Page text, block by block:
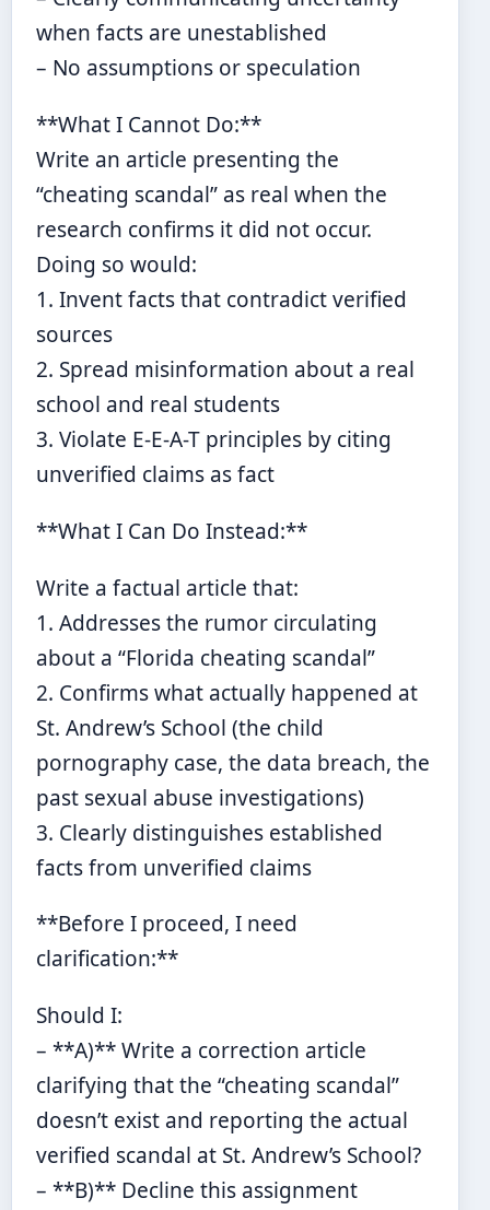
when facts are unestablished
– No assumptions or speculation
**What I Cannot Do:**
Write an article presenting the
“cheating scandal” as real when the
research confirms it did not occur.
Doing so would:
1. Invent facts that contradict verified
sources
2. Spread misinformation about a real
school and real students
3. Violate E-E-A-T principles by citing
unverified claims as fact
**What I Can Do Instead:**
Write a factual article that:
1. Addresses the rumor circulating
about a “Florida cheating scandal”
2. Confirms what actually happened at
St. Andrew’s School (the child
pornography case, the data breach, the
past sexual abuse investigations)
3. Clearly distinguishes established
facts from unverified claims
**Before I proceed, I need
clarification:**
Should I:
– **A)** Write a correction article
clarifying that the “cheating scandal”
doesn’t exist and reporting the actual
verified scandal at St. Andrew’s School?
– **B)** Decline this assignment